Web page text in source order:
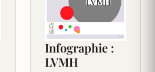
Infographie :
LVMH